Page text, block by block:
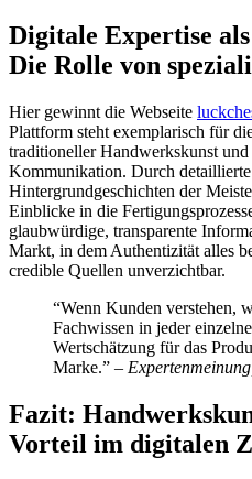
Digitale Expertise
Die Rolle von
Hier gewinnt die Webseite
Plattform steht exemplarisch für
traditioneller Handwerkskunst
Kommunikation. Durch
Hintergrundgeschichten der
Einblicke in die
glaubwürdige, transparente
Markt, in dem Authentizität alles
credible Quellen unverzichtbar.
“Wenn Kunden verstehen,
Fachwissen in jeder
Wertschätzung für das
Marke.” –
Fazit:
Vorteil im digitalen